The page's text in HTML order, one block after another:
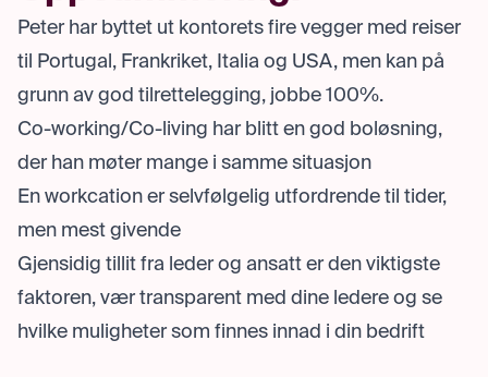
Peter har byttet ut kontorets fire vegger med reiser
til Portugal, Frankriket, Italia og USA, men kan på
grunn av god tilrettelegging, jobbe 100%.
Co-working/Co-living har blitt en god boløsning,
der han møter mange i samme situasjon
En workcation er selvfølgelig utfordrende til tider,
men mest givende
Gjensidig tillit fra leder og ansatt er den viktigste
faktoren, vær transparent med dine ledere og se
hvilke muligheter som finnes innad i din bedrift